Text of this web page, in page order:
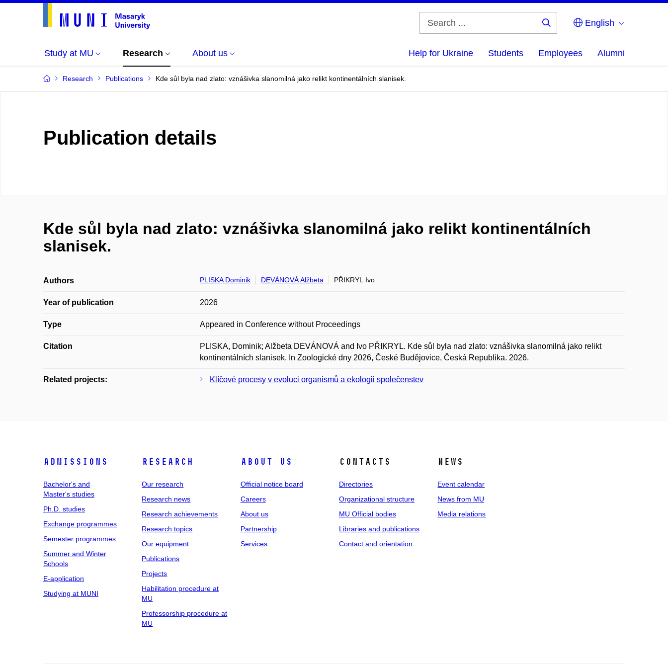
English
Study at MU Research About us Help for Ukraine Students Employees Alumni
Research Publications Kde sůl byla nad zlato: vznášivka slanomilná jako relikt kontinentálních slanisek.
Publication details
Kde sůl byla nad zlato: vznášivka slanomilná jako relikt kontinentálních
slanisek.
Authors PLISKA Dominik DEVÁNOVÁ Alžbeta PŘIKRYL Ivo
Year of publication 2026
Type Appeared in Conference without Proceedings
Citation
PLISKA, Dominik; Alžbeta DEVÁNOVÁ and Ivo PŘIKRYL. Kde sůl byla nad zlato: vznášivka slanomilná jako relikt
kontinentálních slanisek. In Zoologické dny 2026, České Budějovice, Česká Republika. 2026.
Related projects: Klíčové procesy v evoluci organismů a ekologii společenstev
Admissions
Bachelor's and
Master's studies
Ph.D. studies
Exchange programmes
Semester programmes
Summer and Winter
Schools
E-application
Studying at MUNI
Research
Our research
Research news
Research achievements
Research topics
Our equipment
Publications
Projects
Habilitation procedure at
MU
Professorship procedure at
MU
About us
Official notice board
Careers
About us
Partnership
Services
Contacts
Directories
Organizational structure
MU Official bodies
Libraries and publications
Contact and orientation
News
Event calendar
News from MU
Media relations